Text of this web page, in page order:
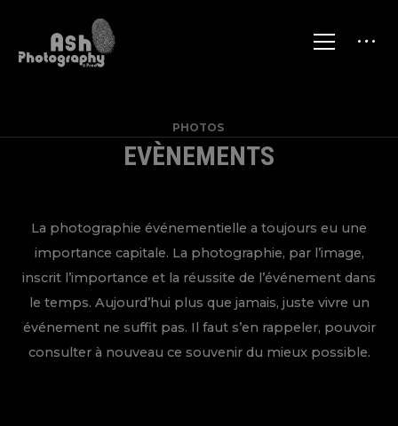
PHOTOS
EVÈNEMENTS
La photographie événementielle a toujours eu une
importance capitale. La photographie, par l’image,
inscrit l’importance et la réussite de l’événement dans
le temps. Aujourd’hui plus que jamais, juste vivre un
événement ne suffit pas. Il faut s’en rappeler, pouvoir
consulter à nouveau ce souvenir du mieux possible.